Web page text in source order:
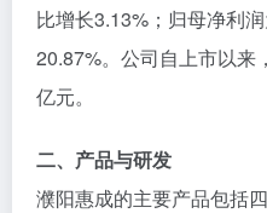
比增长3.13%；归母净利
20.87%。公司自上市以来
亿元。
二、产品与研发
濮阳惠成的主要产品包括